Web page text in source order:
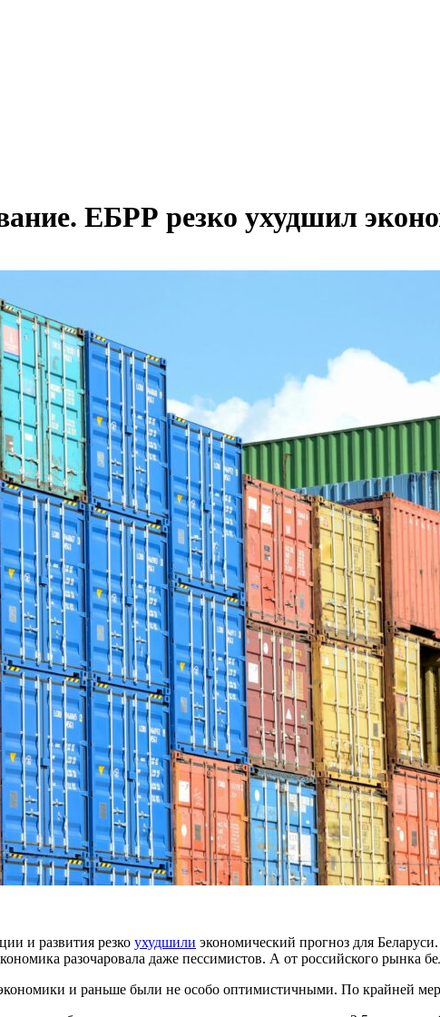
ЕБРР резко ухудшил
и развития резко ухудшили экономический прогноз для
разочаровала даже пессимистов. А от российского рынка
и раньше были не особо оптимистичными. По крайней